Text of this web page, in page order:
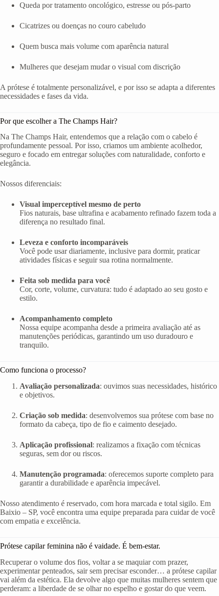
Queda por tratamento oncológico, estresse ou pós-parto
Cicatrizes ou doenças no couro cabeludo
Quem busca mais volume com aparência natural
Mulheres que desejam mudar o visual com discrição
A prótese é totalmente personalizável, e por isso se adapta a diferentes
necessidades e fases da vida.
Por que escolher a The Champs Hair?
Na The Champs Hair, entendemos que a relação com o cabelo é
profundamente pessoal. Por isso, criamos um ambiente acolhedor,
seguro e focado em entregar soluções com naturalidade, conforto e
elegância.
Nossos diferenciais:
Visual imperceptível mesmo de perto
Fios naturais, base ultrafina e acabamento refinado fazem toda a
diferença no resultado final.
Leveza e conforto incomparáveis
Você pode usar diariamente, inclusive para dormir, praticar
atividades físicas e seguir sua rotina normalmente.
Feita sob medida para você
Cor, corte, volume, curvatura: tudo é adaptado ao seu gosto e
estilo.
Acompanhamento completo
Nossa equipe acompanha desde a primeira avaliação até as
manutenções periódicas, garantindo um uso duradouro e
tranquilo.
Como funciona o processo?
Avaliação personalizada: ouvimos suas necessidades, histórico
e objetivos.
Criação sob medida: desenvolvemos sua prótese com base no
formato da cabeça, tipo de fio e caimento desejado.
Aplicação profissional: realizamos a fixação com técnicas
seguras, sem dor ou riscos.
Manutenção programada: oferecemos suporte completo para
garantir a durabilidade e aparência impecável.
Nosso atendimento é reservado, com hora marcada e total sigilo. Em
Baixio – SP, você encontra uma equipe preparada para cuidar de você
com empatia e excelência.
Prótese capilar feminina não é vaidade. É bem-estar.
Recuperar o volume dos fios, voltar a se maquiar com prazer,
experimentar penteados, sair sem precisar esconder… a prótese capilar
vai além da estética. Ela devolve algo que muitas mulheres sentem que
perderam: a liberdade de se olhar no espelho e gostar do que veem.